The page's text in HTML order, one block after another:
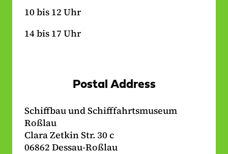
10 bis 12 Uhr
14 bis 17 Uhr
Postal Address
Schiffbau und Schifffahrtsmuseum
Roßlau
Clara Zetkin Str. 30 c
06862 Dessau-Roßlau